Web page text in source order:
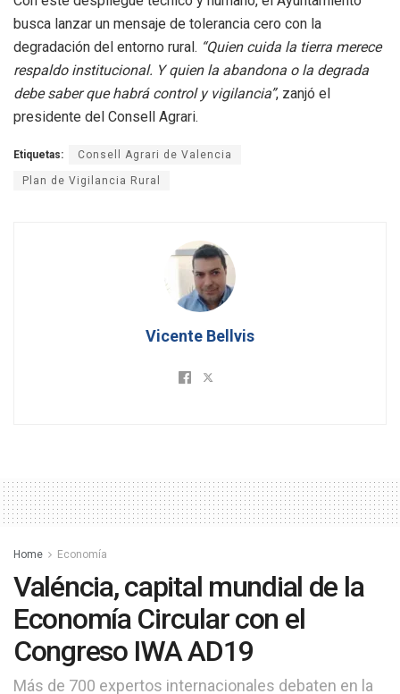
busca lanzar un mensaje de tolerancia cero con la
degradación del entorno rural. “Quien cuida la tierra merece
respaldo institucional. Y quien la abandona o la degrada
debe saber que habrá control y vigilancia”, zanjó el
presidente del Consell Agrari.
Etiquetas: Consell Agrari de Valencia
Plan de Vigilancia Rural
Vicente Bellvis
Home Economía
Valéncia, capital mundial de la
Economía Circular con el
Congreso IWA AD19
Más de 700 expertos internacionales debaten en la